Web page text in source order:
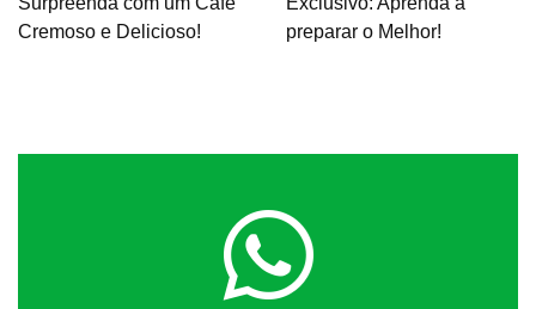
Cremoso e Delicioso!
preparar o Melhor!
Clique aqui